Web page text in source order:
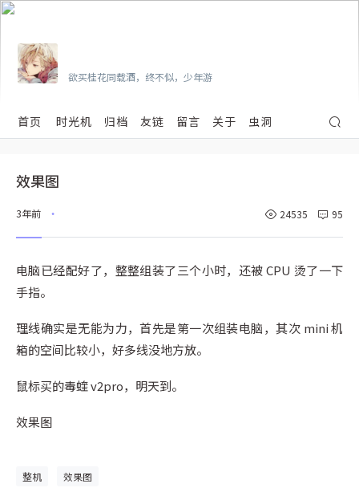
欲买桂花同载酒，终不似，少年游
首页 时光机 归档 友链 留言 关于 虫洞
效果图
3年前 • 24535 95
电脑已经配好了，整整组装了三个小时，还被 CPU 烫了一下
手指。
理线确实是无能为力，首先是第一次组装电脑，其次 mini 机
箱的空间比较小，好多线没地方放。
鼠标买的毒蝰 v2pro，明天到。
效果图
整机 效果图